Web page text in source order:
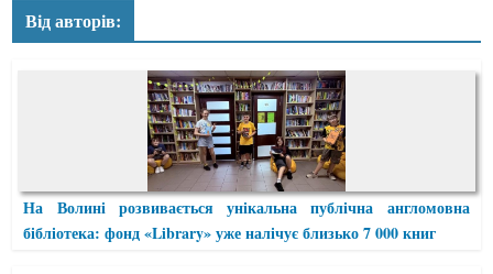
Від авторів:
На Волині розвивається унікальна публічна англомовна
бібліотека: фонд «Library» уже налічує близько 7 000 книг